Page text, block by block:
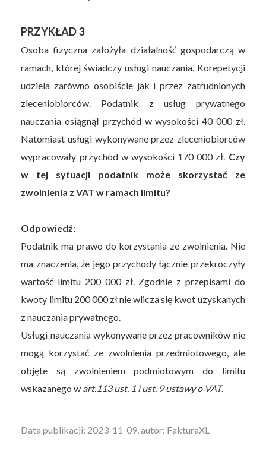
PRZYKŁAD 3
Osoba fizyczna założyła działalność gospodarczą w
ramach, której świadczy usługi nauczania. Korepetycji
udziela zarówno osobiście jak i przez zatrudnionych
zleceniobiorców. Podatnik z usług prywatnego
nauczania osiągnął przychód w wysokości 40 000 zł.
Natomiast usługi wykonywane przez zleceniobiorców
wypracowały przychód w wysokości 170 000 zł. Czy
w tej sytuacji podatnik może skorzystać ze
zwolnienia z VAT w ramach limitu?
Odpowiedź:
Podatnik ma prawo do korzystania ze zwolnienia. Nie
ma znaczenia, że jego przychody łącznie przekroczyły
wartość limitu 200 000 zł. Zgodnie z przepisami do
kwoty limitu 200 000 zł nie wlicza się kwot uzyskanych
z nauczania prywatnego.
Usługi nauczania wykonywane przez pracowników nie
mogą korzystać ze zwolnienia przedmiotowego, ale
objęte są zwolnieniem podmiotowym do limitu
wskazanego w art.113 ust. 1 i ust. 9 ustawy o VAT.
Data publikacji: 2023-11-09, autor: FakturaXL